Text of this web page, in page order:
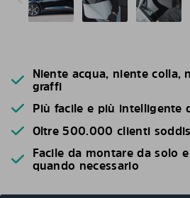
Niente acqua, niente colla,
graffi
Più facile e più intelligente
Oltre 500.000 clienti
Facile da montare da solo
quando necessario